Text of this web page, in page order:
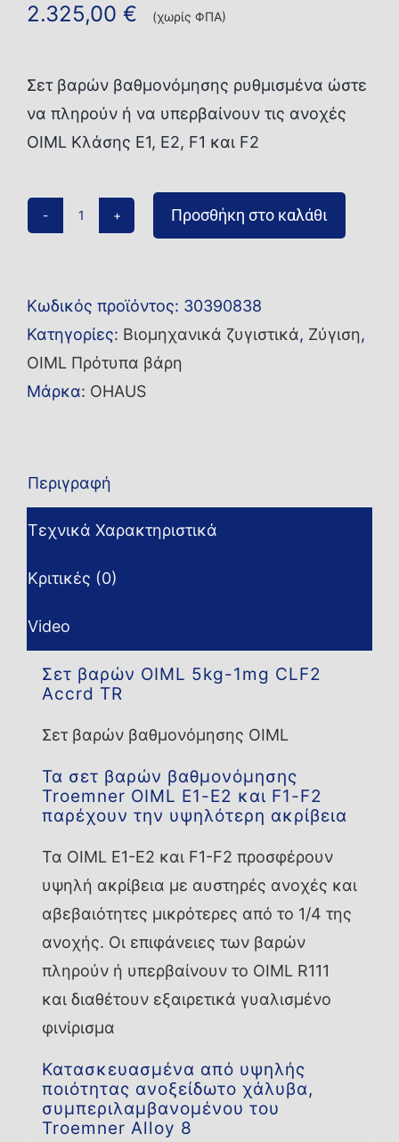
2.325,00 € (χωρίς ΦΠΑ)
Σετ βαρών βαθμονόμησης ρυθμισμένα ώστε
να πληρούν ή να υπερβαίνουν τις ανοχές
OIML Κλάσης E1, E2, F1 και F2
5kg-
1mg
CLF2
Accrd
Προσθήκη στο καλάθι
Κωδικός προϊόντος: 30390838
Κατηγορίες: Βιομηχανικά ζυγιστικά, Ζύγιση,
OIML Πρότυπα βάρη
Μάρκα: OHAUS
Περιγραφή
Τεχνικά Χαρακτηριστικά
Κριτικές (0)
Video
Σετ βαρών OIML 5kg-1mg CLF2
Accrd TR
Σετ βαρών βαθμονόμησης OIML
Τα σετ βαρών βαθμονόμησης
Troemner OIML E1-E2 και F1-F2
παρέχουν την υψηλότερη ακρίβεια
Τα OIML E1-E2 και F1-F2 προσφέρουν
υψηλή ακρίβεια με αυστηρές ανοχές και
αβεβαιότητες μικρότερες από το 1/4 της
ανοχής. Οι επιφάνειες των βαρών
πληρούν ή υπερβαίνουν το OIML R111
και διαθέτουν εξαιρετικά γυαλισμένο
φινίρισμα
Κατασκευασμένα από υψηλής
ποιότητας ανοξείδωτο χάλυβα,
συμπεριλαμβανομένου του
Troemner Alloy 8